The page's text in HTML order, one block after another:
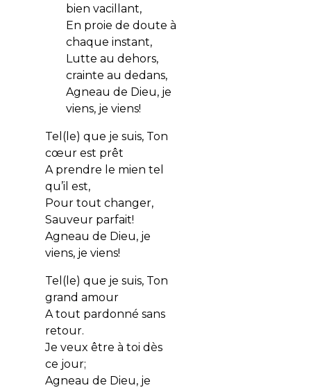
bien vacillant,
En proie de doute à
chaque instant,
Lutte au dehors,
crainte au dedans,
Agneau de Dieu, je
viens, je viens!
Tel(le) que je suis, Ton
cœur est prêt
A prendre le mien tel
qu’il est,
Pour tout changer,
Sauveur parfait!
Agneau de Dieu, je
viens, je viens!
Tel(le) que je suis, Ton
grand amour
A tout pardonné sans
retour.
Je veux être à toi dès
ce jour;
Agneau de Dieu, je